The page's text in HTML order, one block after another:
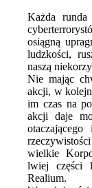
Każda
osiągną
ludzkości,
naszą
Nie mając
akcji, w
im czas na
akcji daje
wielkie
lwiej części
Realium.